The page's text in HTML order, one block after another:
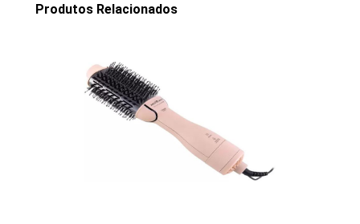
Produtos Relacionados